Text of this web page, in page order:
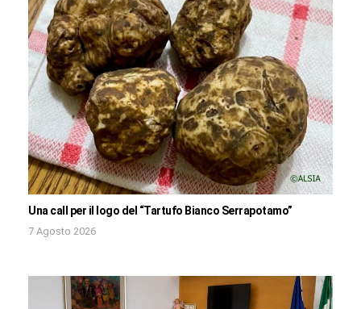
Una call per il logo del “Tartufo Bianco Serrapotamo”
7 Agosto 2026